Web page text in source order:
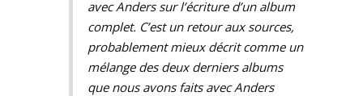
avec Anders sur l’écriture d’un album
complet. C’est un retour aux sources,
probablement mieux décrit comme un
mélange des deux derniers albums
que nous avons faits avec Anders